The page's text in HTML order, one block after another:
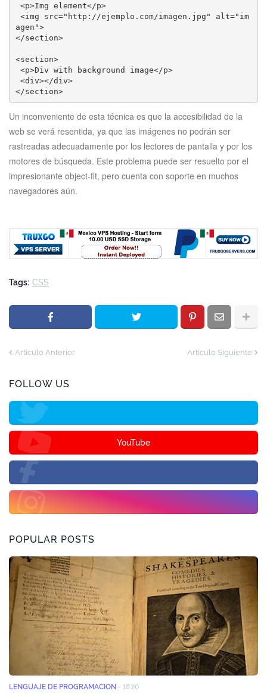
<p>Img element</p>
agen">
</section>
<section>
<p>Div with background image</p>
<div></div>
</section>
Un inconveniente de esta técnica es que la accesibilidad de la
web se verá resentida, ya que las imágenes no podrán ser
rastreadas adecuadamente por los lectores de pantalla y por los
motores de búsqueda. Este problema puede ser resuelto por el
impresionante object-fit, pero cuenta con soporte en muchos
navegadores aún.
Tags: CSS
Artículo Anterior Artículo Siguiente
FOLLOW US
YouTube
POPULAR POSTS
LENGUAJE DE PROGRAMACION - 18:20